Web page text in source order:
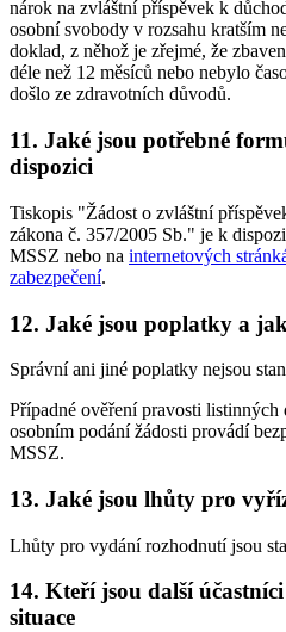
nárok na zvláštní příspěvek k
osobní svobody v rozsahu kratším
doklad, z něhož je zřejmé, že
déle než 12 měsíců nebo nebylo
došlo ze zdravotních důvodů.
11. Jaké jsou potřebné
dispozici
Tiskopis "Žádost o zvláštní
zákona č. 357/2005 Sb." je k
MSSZ nebo na internetových
zabezpečení.
12. Jaké jsou poplatky a
Správní ani jiné poplatky nejsou
Případné ověření pravosti
osobním podání žádosti provádí
MSSZ.
13. Jaké jsou lhůty pro
Lhůty pro vydání rozhodnutí jsou
14. Kteří jsou další
situace